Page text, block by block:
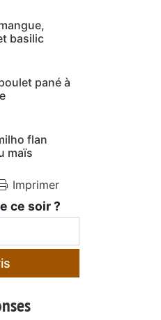
basilic
pané à
flan
maïs
Imprimer
ce soir ?